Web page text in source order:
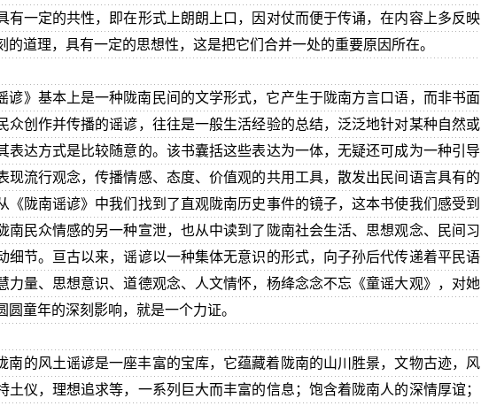
有一定的共性，即在形式上朗朗上口，因对仗而便于传诵，在内容上多反映
的道理，具有一定的思想性，这是把它们合并一处的重要原因所在。
谚》基本上是一种陇南民间的文学形式，它产生于陇南方言口语，而非书面
众创作并传播的谣谚，往往是一般生活经验的总结，泛泛地针对某种自然或
表达方式是比较随意的。该书囊括这些表达为一体，无疑还可成为一种引导
现流行观念，传播情感、态度、价值观的共用工具，散发出民间语言具有的
《陇南谣谚》中我们找到了直观陇南历史事件的镜子，这本书使我们感受到
南民众情感的另一种宣泄，也从中读到了陇南社会生活、思想观念、民间习
细节。亘古以来，谣谚以一种集体无意识的形式，向子孙后代传递着平民语
力量、思想意识、道德观念、人文情怀，杨绛念念不忘《童谣大观》，对她
圆童年的深刻影响，就是一个力证。
南的风土谣谚是一座丰富的宝库，它蕴藏着陇南的山川胜景，文物古迹，风
土仪，理想追求等，一系列巨大而丰富的信息；饱含着陇南人的深情厚谊；